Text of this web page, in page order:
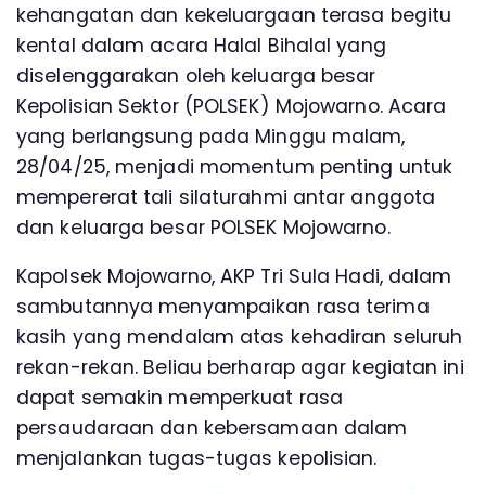
kehangatan dan kekeluargaan terasa begitu
kental dalam acara Halal Bihalal yang
diselenggarakan oleh keluarga besar
Kepolisian Sektor (POLSEK) Mojowarno. Acara
yang berlangsung pada Minggu malam,
28/04/25, menjadi momentum penting untuk
mempererat tali silaturahmi antar anggota
dan keluarga besar POLSEK Mojowarno.
Kapolsek Mojowarno, AKP Tri Sula Hadi, dalam
sambutannya menyampaikan rasa terima
kasih yang mendalam atas kehadiran seluruh
rekan-rekan. Beliau berharap agar kegiatan ini
dapat semakin memperkuat rasa
persaudaraan dan kebersamaan dalam
menjalankan tugas-tugas kepolisian.